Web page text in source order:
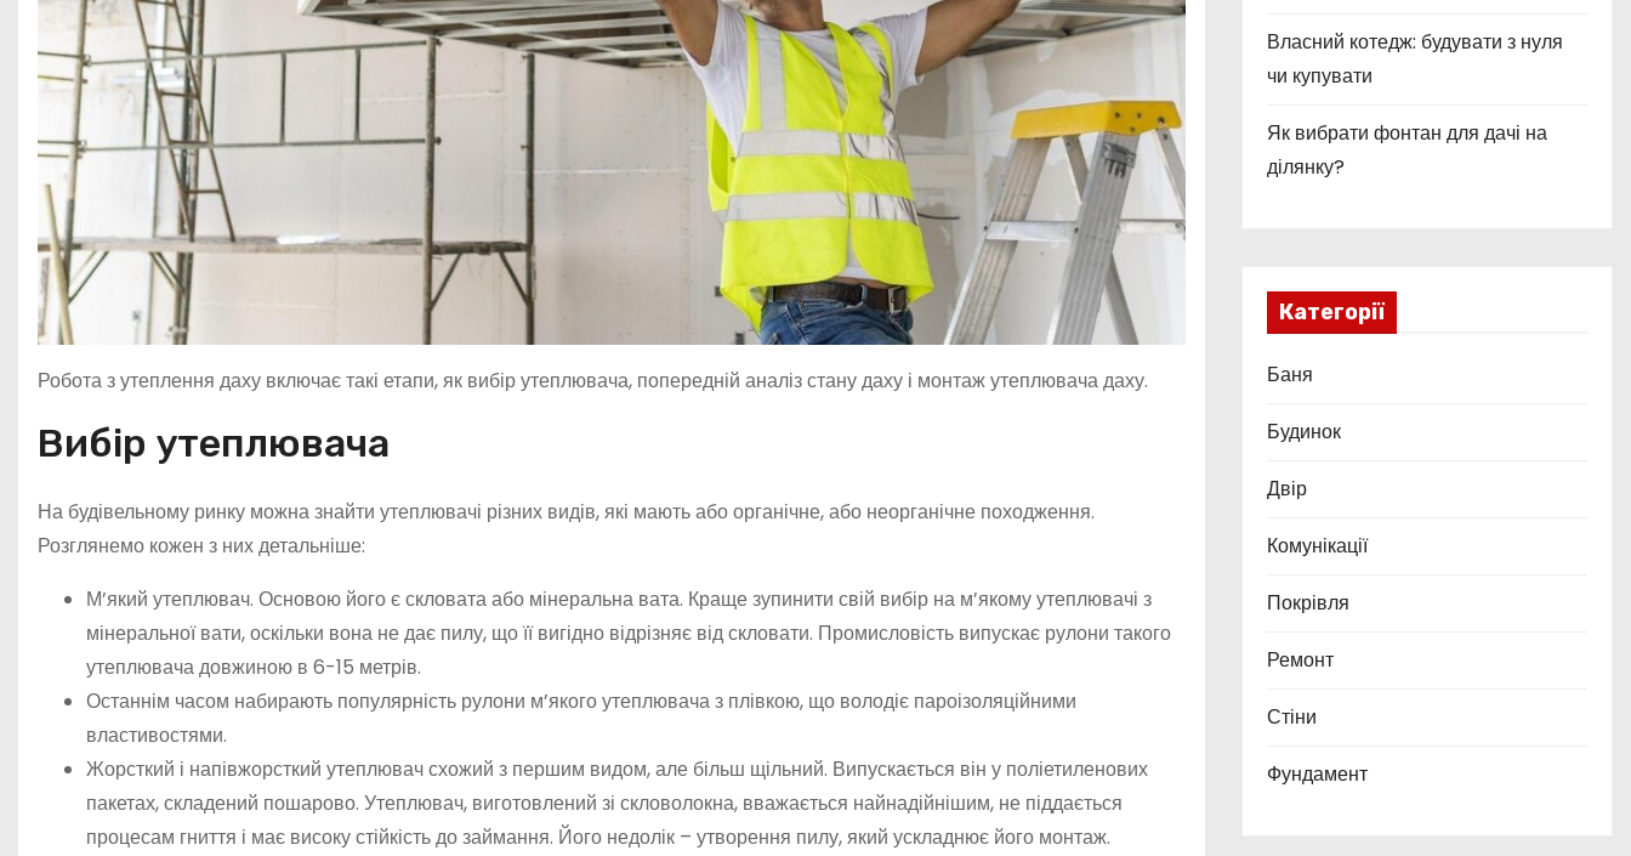
Робота з утеплення даху включає такі етапи, як вибір утеплювача, попередній аналіз стану даху і монтаж утеплювача даху.
Вибір утеплювача
На будівельному ринку можна знайти утеплювачі різних видів, які мають або органічне, або неорганічне походження.
Розглянемо кожен з них детальніше:
М’який утеплювач. Основою його є скловата або мінеральна вата. Краще зупинити свій вибір на м’якому утеплювачі з
мінеральної вати, оскільки вона не дає пилу, що її вигідно відрізняє від скловати. Промисловість випускає рулони такого
утеплювача довжиною в 6-15 метрів.
Останнім часом набирають популярність рулони м’якого утеплювача з плівкою, що володіє пароізоляційними
властивостями.
Жорсткий і напівжорсткий утеплювач схожий з першим видом, але більш щільний. Випускається він у поліетиленових
пакетах, складений пошарово. Утеплювач, виготовлений зі скловолокна, вважається найнадійнішим, не піддається
процесам гниття і має високу стійкість до займання. Його недолік – утворення пилу, який ускладнює його монтаж.
Власний котедж: будувати з нуля
чи купувати
Як вибрати фонтан для дачі на
ділянку?
Категорії
Баня
Будинок
Двір
Комунікації
Покрівля
Ремонт
Стіни
Фундамент